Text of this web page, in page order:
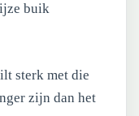
buik
sterk met die
zijn dan het